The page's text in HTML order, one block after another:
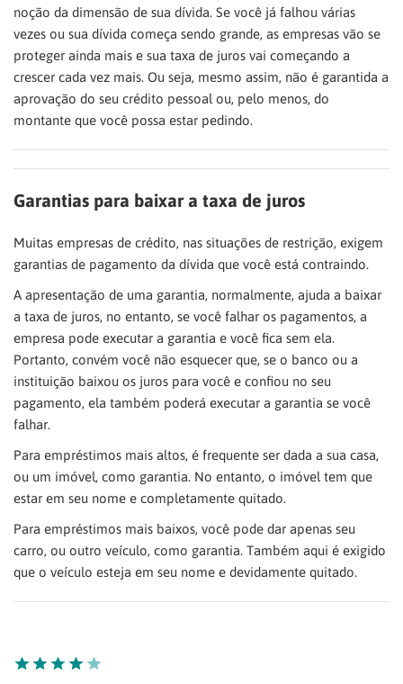
noção da dimensão de sua dívida. Se você já falhou várias
vezes ou sua dívida começa sendo grande, as empresas vão se
proteger ainda mais e sua taxa de juros vai começando a
crescer cada vez mais. Ou seja, mesmo assim, não é garantida a
aprovação do seu crédito pessoal ou, pelo menos, do
montante que você possa estar pedindo.
Garantias para baixar a taxa de juros
Muitas empresas de crédito, nas situações de restrição, exigem
garantias de pagamento da dívida que você está contraindo.
A apresentação de uma garantia, normalmente, ajuda a baixar
a taxa de juros, no entanto, se você falhar os pagamentos, a
empresa pode executar a garantia e você fica sem ela.
Portanto, convém você não esquecer que, se o banco ou a
instituição baixou os juros para você e confiou no seu
pagamento, ela também poderá executar a garantia se você
falhar.
Para empréstimos mais altos, é frequente ser dada a sua casa,
ou um imóvel, como garantia. No entanto, o imóvel tem que
estar em seu nome e completamente quitado.
Para empréstimos mais baixos, você pode dar apenas seu
carro, ou outro veículo, como garantia. Também aqui é exigido
que o veículo esteja em seu nome e devidamente quitado.